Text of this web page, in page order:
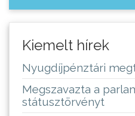
Kiemelt hírek
Nyugdíjpénztári
Megszavazta a
státusztörvényt